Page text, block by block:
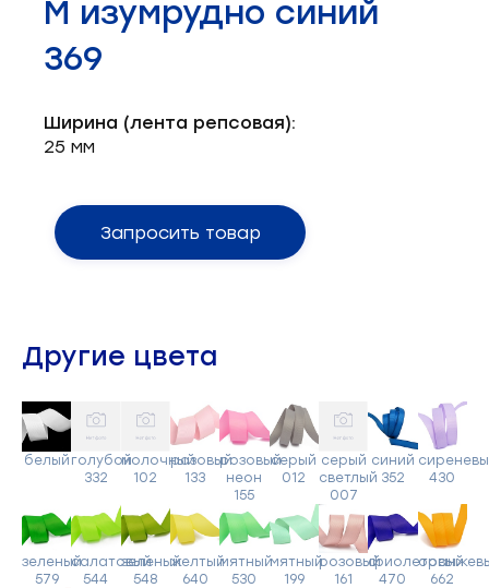
Запчасти для швейного оборудования
Запчасти: иглы
Нетканые материалы
М изумрудно синий
369
Ширина (лента репсовая):
25 мм
Запросить товар
Другие цвета
белый голубой
332
молочный
102
розовый
133
розовый
неон
155
серый
012
серый
светлый
007
синий
352
430
зеленый
579
салатовый
544
зеленый
548
желтый
640
мятный
530
мятный
199
розовый
161
фиолетовый
470
662